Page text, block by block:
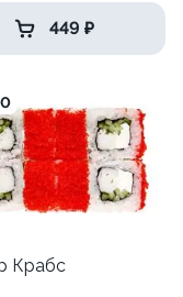
449 ₽
Крабс